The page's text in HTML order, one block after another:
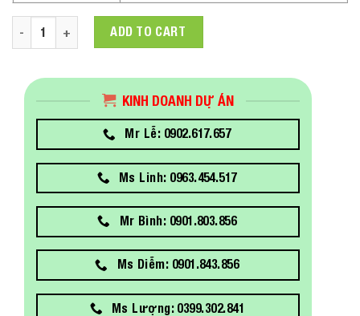
Laptop LG Gram 2022 14Z90Q-G.AJ53A5(Core i5-1240P/
ADD TO CART
KINH DOANH DỰ ÁN
Mr Lễ: 0902.617.657
Ms Linh: 0963.454.517
Mr Bình: 0901.803.856
Ms Diễm: 0901.843.856
Ms Lượng: 0399.302.841